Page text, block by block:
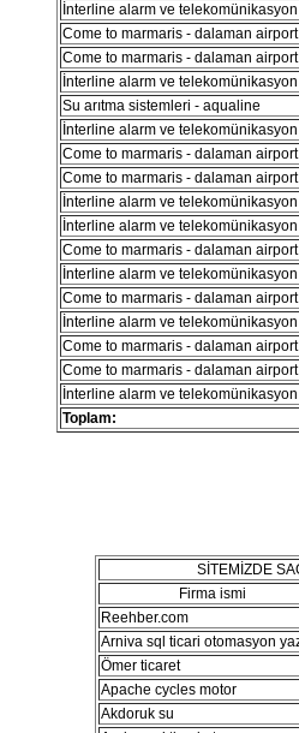
İnterline alarm ve
Come to marmaris - dalaman
Come to marmaris - dalaman
İnterline alarm ve
Su arıtma sistemleri - aqualine
İnterline alarm ve
Come to marmaris - dalaman
Come to marmaris - dalaman
İnterline alarm ve
İnterline alarm ve
Come to marmaris - dalaman
İnterline alarm ve
Come to marmaris - dalaman
İnterline alarm ve
Come to marmaris - dalaman
Come to marmaris - dalaman
İnterline alarm ve
Toplam:
SİTEMİZDE
Firma ismi
Reehber.com
Arniva sql ticari otomasyon
Ömer ticaret
Apache cycles motor
Akdoruk su